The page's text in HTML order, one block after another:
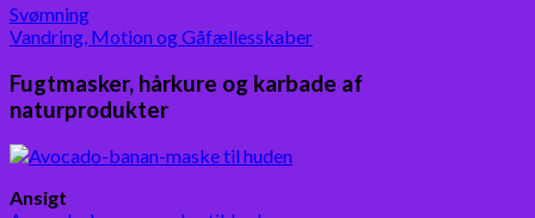
Svømning
Vandring, Motion og Gåfællesskaber
Fugtmasker, hårkure og karbade af
naturprodukter
Ansigt